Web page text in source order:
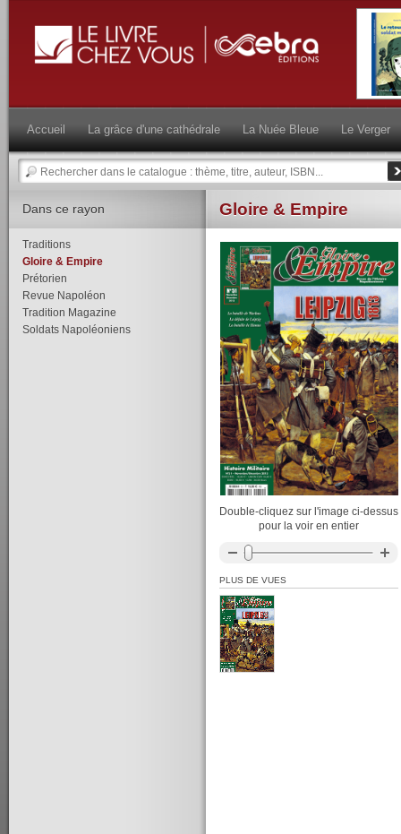
Accueil La grâce d'une cathédrale La Nuée Bleue Le Verger
Gloire & Empire
Double-cliquez sur l'image ci-dessus
pour la voir en entier
PLUS DE VUES
Dans ce rayon
Traditions
Gloire & Empire
Prétorien
Revue Napoléon
Tradition Magazine
Soldats Napoléoniens